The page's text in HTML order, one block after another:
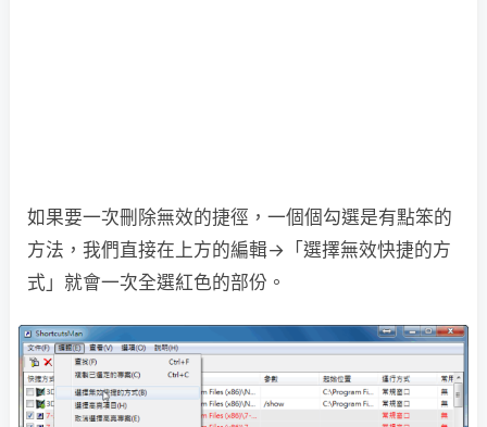
如果要一次刪除無效的捷徑，一個個勾選是有點笨的
方法，我們直接在上方的編輯→「選擇無效快捷的方
式」就會一次全選紅色的部份。